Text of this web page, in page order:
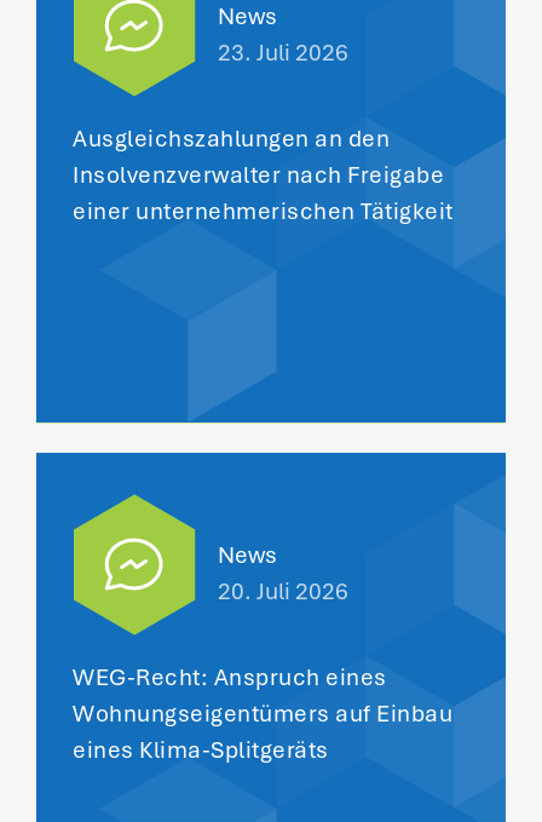
News
23. Juli 2026
Ausgleichszahlungen an den
Insolvenzverwalter nach Freigabe
einer unternehmerischen Tätigkeit
News
20. Juli 2026
WEG-Recht: Anspruch eines
Wohnungseigentümers auf Einbau
eines Klima-Splitgeräts